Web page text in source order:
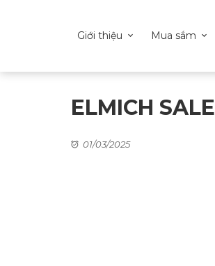
Giới thiệu Mua sắm
ELMICH SALE
01/03/2025